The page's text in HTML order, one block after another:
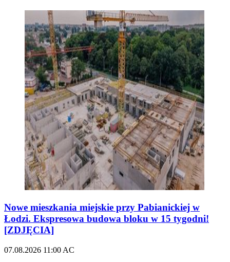
Nowe mieszkania miejskie przy Pabianickiej w
Łodzi. Ekspresowa budowa bloku w 15 tygodni!
[ZDJĘCIA]
07.08.2026 11:00 AC